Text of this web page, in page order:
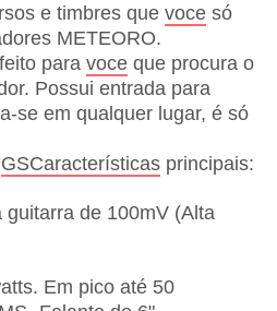
e timbres que voce só
METEORO.
para voce que procura o
Possui entrada para
se em qualquer lugar, é só
GSCaracterísticas principais:
guitarra de 100mV (Alta
Em pico até 50